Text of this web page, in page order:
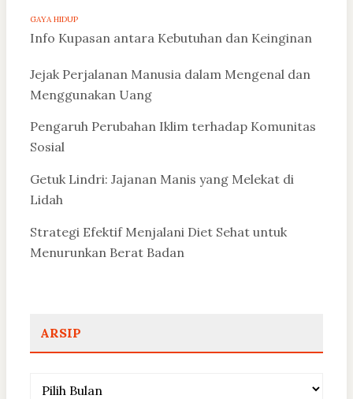
GAYA HIDUP
Info Kupasan antara Kebutuhan dan Keinginan
Jejak Perjalanan Manusia dalam Mengenal dan
Menggunakan Uang
Pengaruh Perubahan Iklim terhadap Komunitas
Sosial
Getuk Lindri: Jajanan Manis yang Melekat di
Lidah
Strategi Efektif Menjalani Diet Sehat untuk
Menurunkan Berat Badan
ARSIP
Arsip